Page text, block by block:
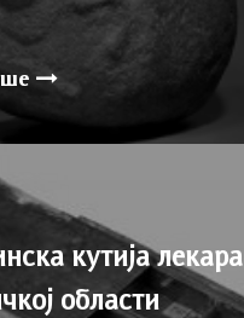
кутија лекара
области